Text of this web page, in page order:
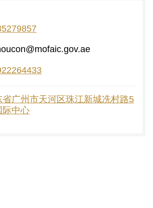
省广州市天河区珠江新城冼村路5
际中心